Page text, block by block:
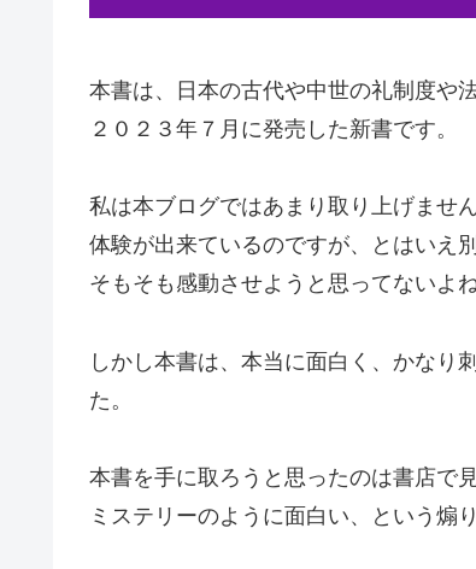
本書は、日本の古代や中世の礼制度や
２０２３年７月に発売した新書です。
私は本ブログではあまり取り上げませ
体験が出来ているのですが、とはいえ
そもそも感動させようと思ってないよ
しかし本書は、本当に面白く、かなり
た。
本書を手に取ろうと思ったのは書店で
ミステリーのように面白い、という煽